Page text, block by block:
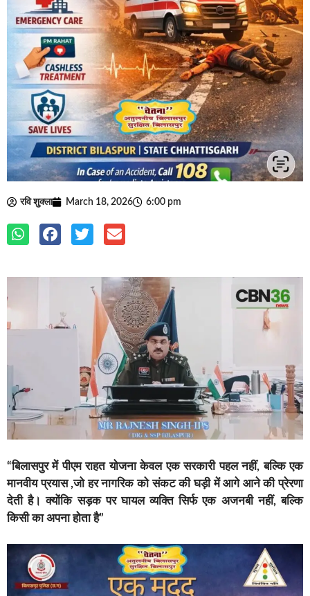
रवि शुक्ला March 18, 2026 6:00 pm
“बिलासपुर में पीएम राहत योजना केवल एक सरकारी पहल नहीं, बल्कि एक
मानवीय प्रयास ,जो हर नागरिक को संकट की घड़ी में आगे आने की प्रेरणा
देती है। क्योंकि सड़क पर घायल व्यक्ति सिर्फ एक अजनबी नहीं, बल्कि
किसी का अपना होता है”